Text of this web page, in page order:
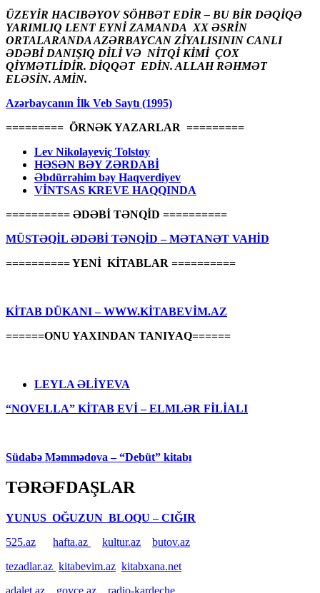
ÜZEYİR HACIBƏYOV SÖHBƏT EDİR – BU BİR DƏQİQƏ
YARIMLIQ LENT EYNİ ZAMANDA XX ƏSRİN
ORTALARANDA AZƏRBAYCAN ZİYALISININ CANLI
ƏDƏBİ DANIŞIQ DİLİ VƏ NİTQİ KİMİ ÇOX
QİYMƏTLİDİR. DİQQƏT EDİN. ALLAH RƏHMƏT
ELƏSİN. AMİN.
Azərbaycanın İlk Veb Saytı (1995)
========= ÖRNƏK YAZARLAR =========
Lev Nikolayeviç Tolstoy
HƏSƏN BƏY ZƏRDABİ
Əbdürrəhim bəy Haqverdiyev
VİNTSAS KREVE HAQQINDA
========== ƏDƏBİ TƏNQİD ==========
MÜSTƏQİL ƏDƏBİ TƏNQİD – MƏTANƏT VAHİD
========== YENİ KİTABLAR ==========
KİTAB DÜKANI – WWW.KİTABEVİM.AZ
======ONU YAXINDAN TANIYAQ======
LEYLA ƏLİYEVA
“NOVELLA” KİTAB EVİ – ELMLƏR FİLİALI
Südabə Məmmədova – “Debüt” kitabı
TƏRƏFDAŞLAR
YUNUS OĞUZUN BLOQU – CIĞIR
525.az
hafta.az kultur.az
butov.az
tezadlar.az kitabevim.az kitabxana.net
adalet.az
goyce.az
radio-kardeche